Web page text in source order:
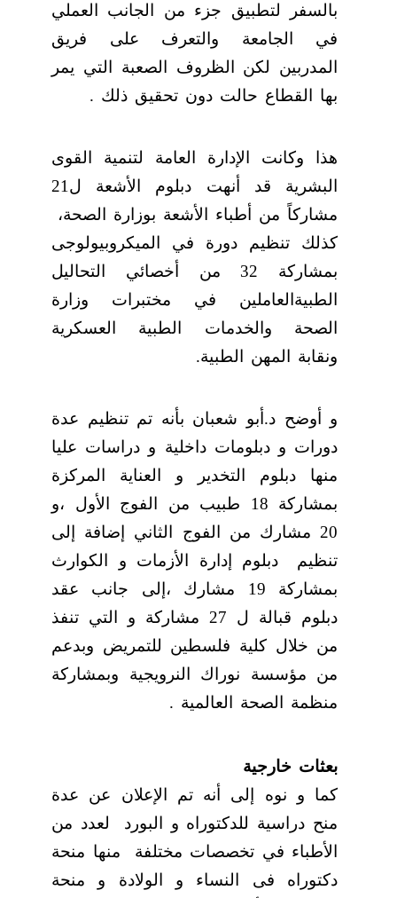
بالسفر لتطبيق جزء من الجانب العملي
في الجامعة والتعرف على فريق
المدربين لكن الظروف الصعبة التي يمر
بها القطاع حالت دون تحقيق ذلك .
هذا وكانت الإدارة العامة لتنمية القوى
البشرية قد أنهت دبلوم الأشعة ل21
مشاركاً من أطباء الأشعة بوزارة الصحة،
كذلك تنظيم دورة في الميكروبيولوجى
بمشاركة 32 من أخصائي التحاليل
الطبيةالعاملين في مختبرات وزارة
الصحة والخدمات الطبية العسكرية
ونقابة المهن الطبية.
و أوضح د.أبو شعبان بأنه تم تنظيم عدة
دورات و دبلومات داخلية و دراسات عليا
منها دبلوم التخدير و العناية المركزة
بمشاركة 18 طبيب من الفوج الأول ،و
20 مشارك من الفوج الثاني إضافة إلى
تنظيم
دبلوم إدارة الأزمات و الكوارث
بمشاركة 19 مشارك ،إلى جانب عقد
دبلوم قبالة ل 27 مشاركة و التي تنفذ
من خلال كلية فلسطين للتمريض وبدعم
من مؤسسة نوراك النرويجية وبمشاركة
منظمة الصحة العالمية .
بعثات خارجية
كما و نوه إلى أنه تم الإعلان عن عدة
منح دراسية للدكتوراه و البورد
لعدد من
الأطباء في تخصصات مختلفة
منها منحة
دكتوراه فى النساء و الولادة و منحة